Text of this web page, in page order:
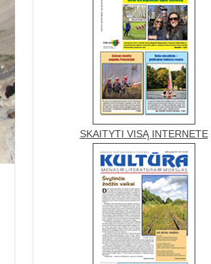
SKAITYTI VISĄ INTERNETE